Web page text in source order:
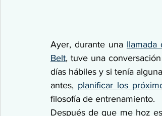
Ayer, durante una llamada
Belt, tuve una
días hábiles y si tenía
antes, planificar los
filosofía de entrenamiento.
Después de que me hoz